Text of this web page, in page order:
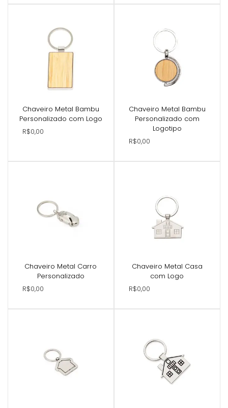
Chaveiro Metal Bambu
Personalizado com Logo
R$0,00
Chaveiro Metal Bambu
Personalizado com
Logotipo
R$0,00
Chaveiro Metal Carro
Personalizado
R$0,00
Chaveiro Metal Casa
com Logo
R$0,00